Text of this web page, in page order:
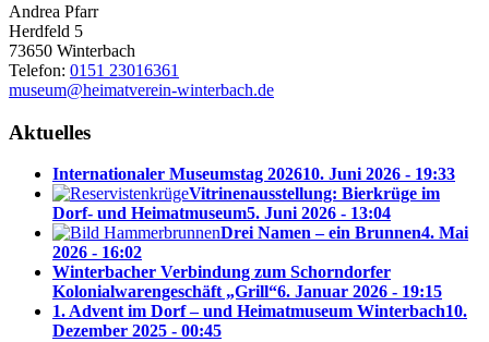
Andrea Pfarr
Herdfeld 5
73650 Winterbach
Telefon: 0151 23016361
museum@heimatverein-winterbach.de
Aktuelles
Internationaler Museumstag 202610. Juni 2026 - 19:33
Vitrinenausstellung: Bierkrüge im
Dorf- und Heimatmuseum5. Juni 2026 - 13:04
Drei Namen – ein Brunnen4. Mai
2026 - 16:02
Winterbacher Verbindung zum Schorndorfer
Kolonialwarengeschäft „Grill“6. Januar 2026 - 19:15
1. Advent im Dorf – und Heimatmuseum Winterbach10.
Dezember 2025 - 00:45